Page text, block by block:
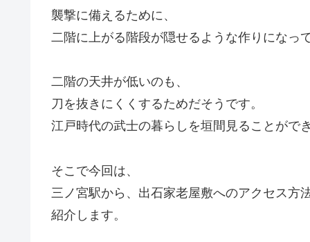
襲撃に備えるために、
二階に上がる階段が隠せるような作りになっ
二階の天井が低いのも、
刀を抜きにくくするためだそうです。
江戸時代の武士の暮らしを垣間見ることがで
そこで今回は、
三ノ宮駅から、出石家老屋敷へのアクセス方
紹介します。